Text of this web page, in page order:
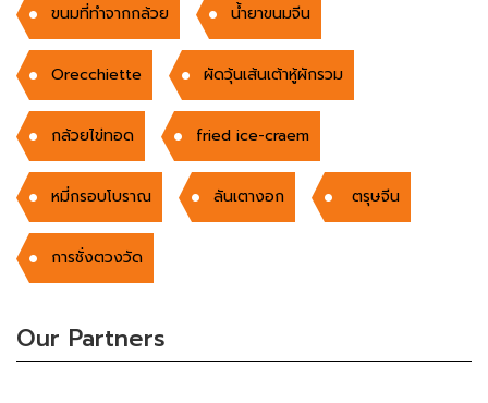
ขนมที่ทำจากกล้วย นํ้ายาขนมจีน
Orecchiette ผัดวุ้นเส้นเต้าหู้ผักรวม
กล้วยไข่ทอด fried ice-craem
หมี่กรอบโบราณ ลันเตางอก ตรุษจีน
การชั่งตวงวัด
Our Partners